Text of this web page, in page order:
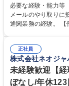
調整まで幅広く対応し
業務、請求書発行 ■
の確認・作成 ■配送
ルプロデュースして
す。 募集職種 東京都中央区【営業事務・貿易事務】食品商社/残業少なめ/
リモート等相談可
必要な経験・能力等
メールのやり取りに
通関業務の経験。 【働き方について】所定労働時間は7時間と短めで、残
の強み】1991年の設
ズに沿った冷凍水産
自社工場と海外拠点
みです。 学
正社員
株式会社ネオジャ
未経験歓迎【
ぼなし/年休